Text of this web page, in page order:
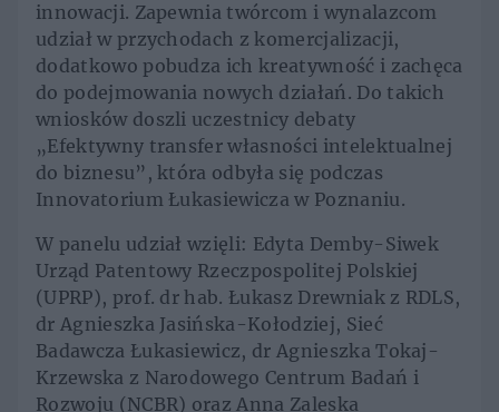
innowacji. Zapewnia twórcom i wynalazcom
udział w przychodach z komercjalizacji,
dodatkowo pobudza ich kreatywność i zachęca
do podejmowania nowych działań. Do takich
wniosków doszli uczestnicy debaty
„Efektywny transfer własności intelektualnej
do biznesu”, która odbyła się podczas
Innovatorium Łukasiewicza w Poznaniu.
W panelu udział wzięli: Edyta Demby-Siwek
Urząd Patentowy Rzeczpospolitej Polskiej
(UPRP), prof. dr hab. Łukasz Drewniak z RDLS,
dr Agnieszka Jasińska-Kołodziej, Sieć
Badawcza Łukasiewicz, dr Agnieszka Tokaj-
Krzewska z Narodowego Centrum Badań i
Rozwoju (NCBR) oraz Anna Zaleska